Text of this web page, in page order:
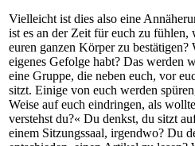
Vielleicht ist dies also eine
ist es an der Zeit für euch zu fühlen,
euren ganzen Körper zu bestätigen?
eigenes Gefolge habt? Das werden
eine Gruppe, die neben euch, vor
sitzt. Einige von euch werden
Weise auf euch eindringen, als
verstehst du?« Du denkst, du sitzt
einem Sitzungssaal, irgendwo? Du